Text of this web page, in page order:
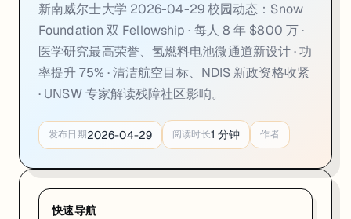
来源：UNSW Newsroom · 2026-04
03. UNSW 专家解析 NDIS 新政：资格收紧 +
：澳洲国家残障保险计划（NDIS）新一轮改革落地，UNSW 社
核心矛盾 ：UNSW 专家指出：单纯砍预算并非可持续路径 ——真正降低
社区影响：残障倡导团体对新政提出强烈质疑，认为资格收紧标准不
来源：
新南威尔士大学 2026-04-29 校园动态：Snow
Foundation 双 Fellowship · 每人 8 年 $800 万 ·
医学研究最高荣誉、氢燃料电池微通道新设计 · 功
率提升 75% · 清洁航空目标、NDIS 新政资格收紧
· UNSW 专家解读残障社区影响。
发布日期2026-04-29 阅读时长1 分钟 作者
快速导航